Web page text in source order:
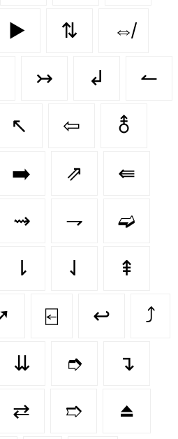
▶️ ⇅ ⇎
↣ ↲ ↼
↖ ⇦ ⚨
➡️ ⇗ ⇚
⇝ ⇁ ➫
⇂ ⇃ ⇞
⍇ ↩️ ⤴️
⇊ ➮ ↴
⇄ ➱ ⏏️